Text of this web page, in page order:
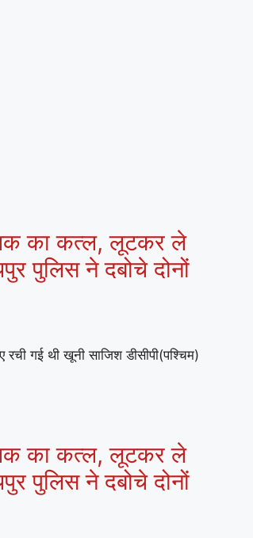
का कत्ल, लूटकर ले
पुलिस ने दबोचे दोनों
गई थी खूनी साजिश डीसीपी(पश्चिम)
का कत्ल, लूटकर ले
पुलिस ने दबोचे दोनों